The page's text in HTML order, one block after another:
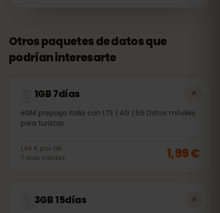
Otros paquetes de datos que
podrían interesarte
1GB 7días
eSIM prepago Italia con LTE | 4G | 5G Datos móviles
para turistas
1,99 € por GB
7 días Validez 1,99 €
3GB 15días